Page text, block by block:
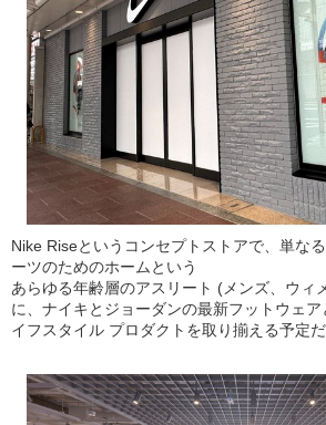
Nike Riseというコンセプトストアで、単な
ーツのためのホームという
あらゆる年齢層のアスリート (メンズ、ウィ
に、ナイキとジョーダンの最新フットウェ
イフスタイル プロダクトを取り揃える予定だ